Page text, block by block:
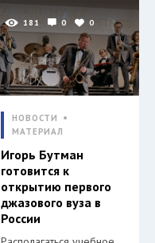
181 0 0
НОВОСТИ
МАТЕРИАЛ
Игорь Бутман
готовится к
открытию первого
джазового вуза в
России